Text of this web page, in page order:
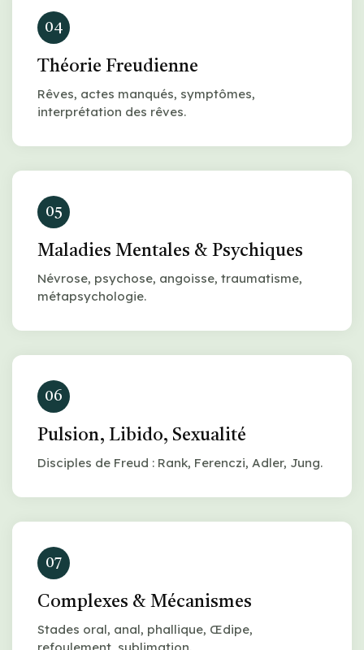
04
Théorie Freudienne
Rêves, actes manqués, symptômes,
interprétation des rêves.
05
Maladies Mentales & Psychiques
Névrose, psychose, angoisse, traumatisme,
métapsychologie.
06
Pulsion, Libido, Sexualité
Disciples de Freud : Rank, Ferenczi, Adler, Jung.
07
Complexes & Mécanismes
Stades oral, anal, phallique, Œdipe,